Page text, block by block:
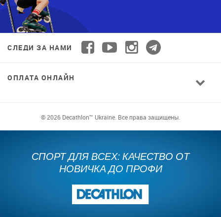
СЛЕДИ ЗА НАМИ
ОПЛАТА ОНЛАЙН
© 2026 Decathlon™ Ukraine. Все права защищены.
СПОРТ ДЛЯ ВСЕХ: КАЧЕСТВО ОТ
НОВИЧКА ДО ПРОФИ